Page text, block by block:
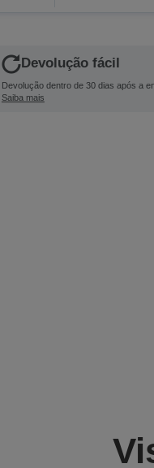
Devolução fácil
Devolução dentro de 30 dias após a
Saiba mais